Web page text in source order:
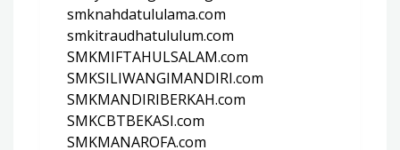
smknahdatululama.com
smkitraudhatululum.com
SMKMIFTAHULSALAM.com
SMKSILIWANGIMANDIRI.com
SMKMANDIRIBERKAH.com
SMKCBTBEKASI.com
SMKMANAROFA.com